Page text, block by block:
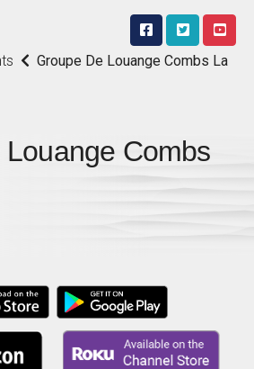
Groupe De Louange Combs La
Combs